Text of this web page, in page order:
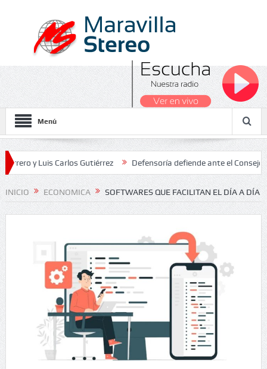
Menú
Carlos Gutiérrez Defensoría defiende ante el Consejo de
Nacionales 2026
INICIO ECONOMICA SOFTWARES QUE FACILITAN EL DÍA A DÍA